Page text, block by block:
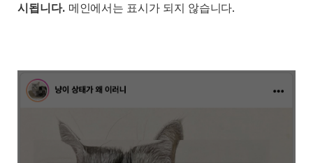
시됩니다. 메인에서는 표시가 되지 않습니다.